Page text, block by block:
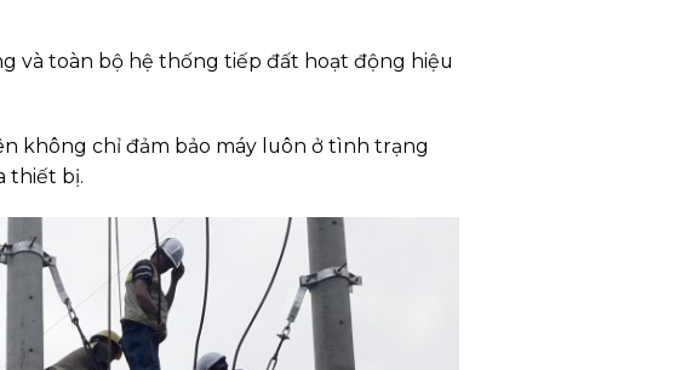
và toàn bộ hệ thống tiếp đất hoạt động hiệu
không chỉ đảm bảo máy luôn ở tình trạng
thiết bị.